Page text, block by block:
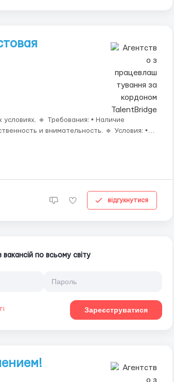
• Наличие
и внимательность. 🔹 Условия: •
обучение; ...
відгукнутися
по всьому світу
Зареєструватися